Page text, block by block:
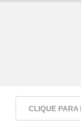
CLIQUE PARA